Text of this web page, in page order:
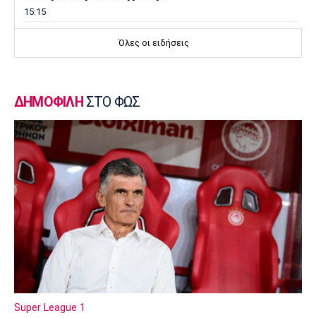
15:15
Γιατί ο Ολυμπιακός δεν ανησυχεί από την
Champions League
Ολυμπιακός: Μέχρι τη Δευτέρα διαθέσιμα τα
εισιτήρια με Ναϊμέγκεν
14:50
Ποδόσφαιρο - Ελλάδα
Σούπερ Καπ: Ολοταχώς για sold out το ΑΕΚ-
ΟΦΗ
14:40
Εθνικές Μπάσκετ
Εθνική Νεανίδων: Το μεγάλο βήμα περνά από
τη Λιθουανία
14:30
Όλες οι ειδήσεις
ΔΗΜΟΦΙΛΗ ΣΤΟ ΦΩΣ
Super League 1